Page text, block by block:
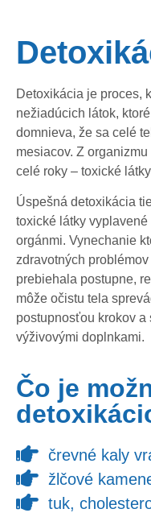
Detoxikácia je proces,
nežiadúcich látok,
domnieva, že sa celé
mesiacov. Z
celé roky – toxické
Úspešná detoxikácia
toxické látky
orgánmi. Vynechanie
zdravotných
prebiehala postupne,
môže očistu tela
postupnosťou krokov a
výživovými doplnkami.
Čo je
črevné kaly
žlčové
tuk,